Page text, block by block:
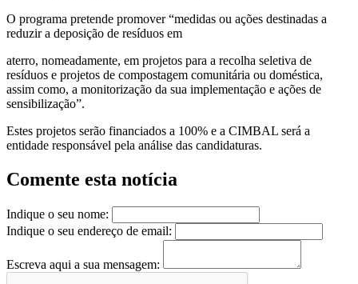
O programa pretende promover “medidas ou ações destinadas a
reduzir a deposição de resíduos em
aterro, nomeadamente, em projetos para a recolha seletiva de
resíduos e projetos de compostagem comunitária ou doméstica,
assim como, a monitorização da sua implementação e ações de
sensibilização”.
Estes projetos serão financiados a 100% e a CIMBAL será a
entidade responsável pela análise das candidaturas.
Comente esta notícia
Indique o seu nome:
Indique o seu endereço de email:
Escreva aqui a sua mensagem: